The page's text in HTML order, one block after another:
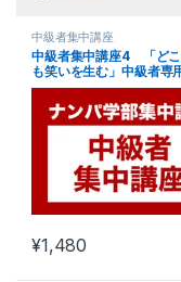
中級者集中講座
中級者集中講座4 「ど
も笑いを生む」中級者専
ーチ切り返し会話1
¥1,480